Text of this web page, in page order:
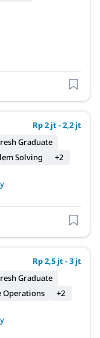
Rp 2 jt - 2,2 jt
Graduate
Solving +2
Rp 2,5 jt - 3 jt
Graduate
Operations +2